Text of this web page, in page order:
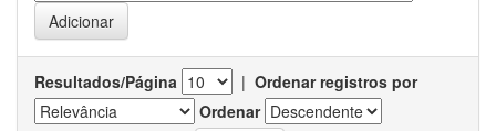
Resultados/Página | Ordenar registros por
Ordenar